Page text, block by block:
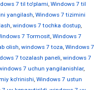
7 til to'plami, Windows 7 til
yangilash, Windows 7 tizimini
, windows 7 tochka dostup,
7 Tormosit, Windows 7
olish, windows 7 toza, Windows 7
7 tozalash paneli, windows 7
7 uchun yangilanishlar,
ko'rinishi, Windows 7 ustun